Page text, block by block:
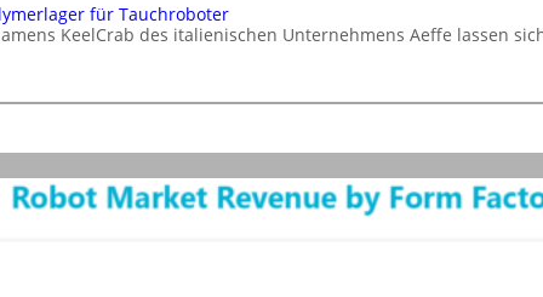
für Tauchroboter
KeelCrab des italienischen Unternehmens Aeffe lassen